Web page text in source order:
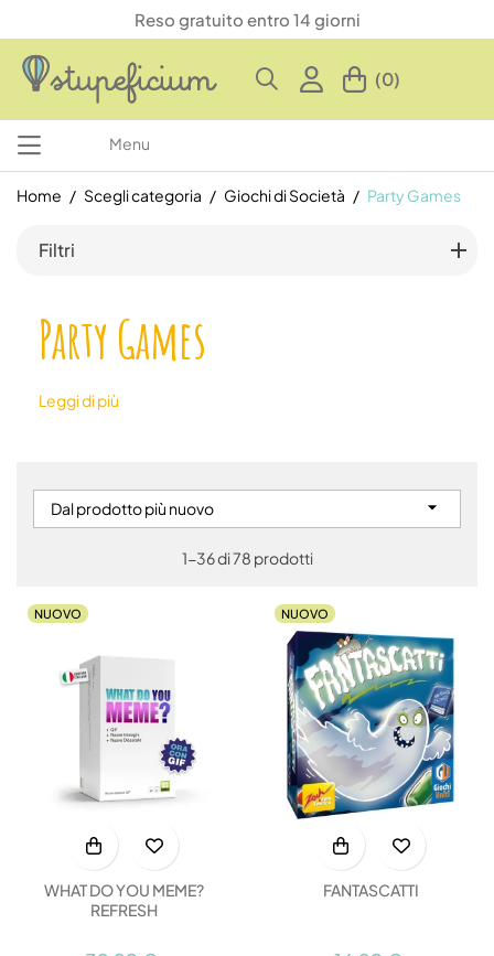
Reso gratuito entro 14 giorni
(0)
Menu
Home Scegli categoria Giochi di Società Party Games
Filtri
Party Games
Leggi di più
Dal prodotto più nuovo 
1-36 di 78 prodotti
NUOVO
WHAT DO YOU MEME?
REFRESH
NUOVO
FANTASCATTI